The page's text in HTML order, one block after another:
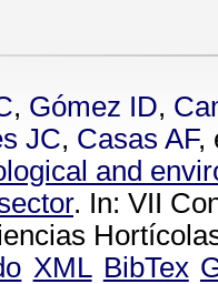
, Gómez ID,
JC, Casas AF,
and
. In: VII
XML BibTex